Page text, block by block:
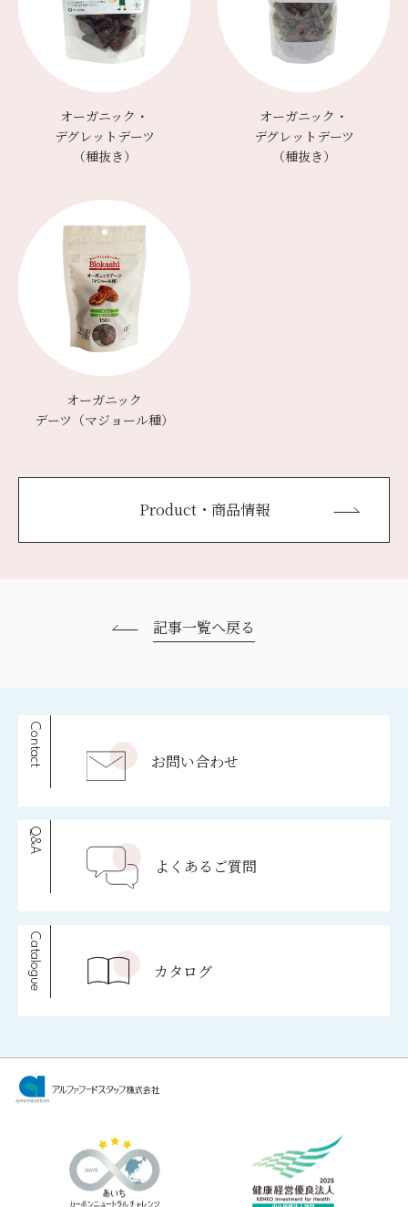
オーガニック・
デグレットデーツ
（種抜き）
オーガニック・
デグレットデーツ
（種抜き）
オーガニック
デーツ（マジョール種）
Product・商品情報
記事一覧へ戻る
Contact お問い合わせ
Q&A
よくあるご質問
Catalogue カタログ